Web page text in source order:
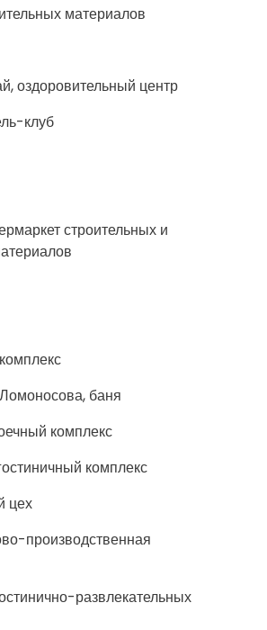
материалов
оздоровительный центр
клуб
строительных и
баня
комплекс
комплекс
цех
производственная
развлекательных